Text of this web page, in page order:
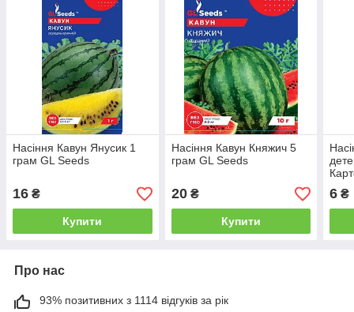
Насіння Кавун Янусик 1
грам GL Seeds
16 ₴
Купити
Насіння Кавун Княжич 5
грам GL Seeds
20₴
Купити
0,1
6 ₴
Про нас
93% позитивних з 1114 відгуків за рік